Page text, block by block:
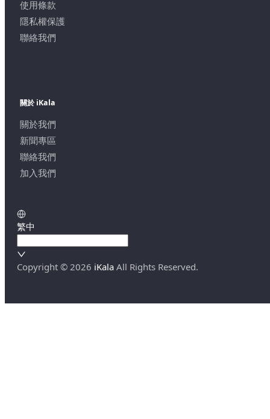
使用條款
隱私權保護
聯絡我們
關於 iKala
關於我們
新聞專區
聯絡我們
加入我們
繁中
Copyright © 2026 iKala All Rights Reserved.